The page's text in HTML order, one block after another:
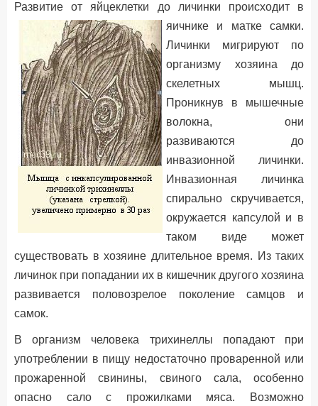
Развитие от яйцеклетки до личинки происходит в
яичнике и матке самки.
Личинки мигрируют по
организму хозяина до
скелетных мышц.
Проникнув в мышечные
волокна, они
развиваются до
инвазионной личинки.
Инвазионная личинка
спирально скручивается,
окружается капсулой и в
таком виде может
существовать в хозяине длительное время. Из таких
личинок при попадании их в кишечник другого хозяина
развивается половозрелое поколение самцов и
самок.
В организм человека трихинеллы попадают при
употреблении в пищу недостаточно проваренной или
прожаренной свинины, свиного сала, особенно
опасно сало с прожилками мяса. Возможно